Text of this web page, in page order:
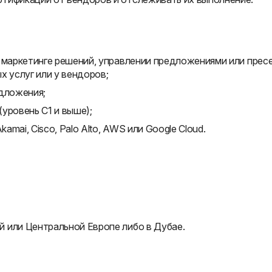
решений, управлении предложениями или
услуг или у вендоров;
C1 и выше);
Cisco, Palo Alto, AWS или Google Cloud.
Центральной Европе либо в Дубае.